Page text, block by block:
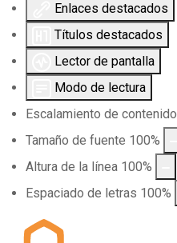
Enlaces destacados
Títulos destacados
Lector de pantalla
Modo de lectura
Escalamiento de contenido
Tamaño de fuente 100%
Altura de la línea 100%
Espaciado de letras 100%